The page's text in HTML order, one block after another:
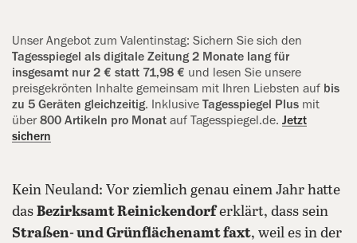
Unser Angebot zum Valentinstag: Si‍chern Sie sich den
Tagesspiegel als digitale Zeitung 2 Monate lang für
insgesamt nur 2 € statt 71,98 € und lesen Sie unsere
preisgekrönten Inhalte gemeinsam mit Ihren Liebsten auf bis
zu 5 Geräten gleichzeitig. Inklusive Tagesspiegel Plus mit
über 800 Artikeln pro Monat auf Tagesspiegel.de. Jetzt
sichern
Kein Neuland: Vor ziemlich genau einem Jahr hatte
das Bezirksamt Reinickendorferklärt, dass sein
Straßen- und Grünflächenamt faxt, weil es in der